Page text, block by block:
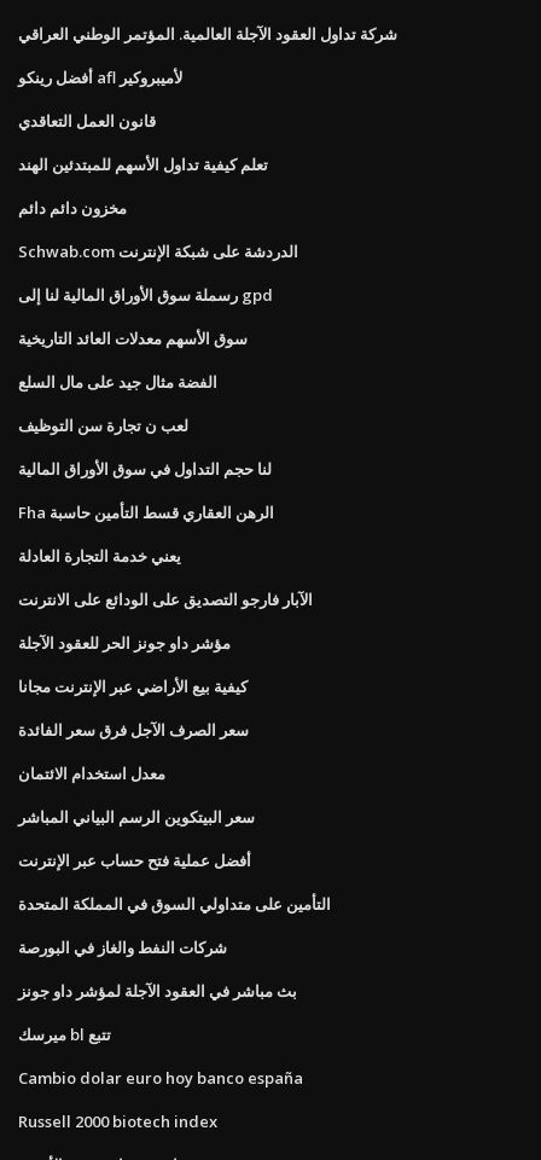
شركة تداول العقود الآجلة العالمية. المؤتمر الوطني العراقي
أفضل رينكو afl لأميبروكير
قانون العمل التعاقدي
تعلم كيفية تداول الأسهم للمبتدئين الهند
مخزون دائم دائم
Schwab.com الدردشة على شبكة الإنترنت
رسملة سوق الأوراق المالية لنا إلى gpd
سوق الأسهم معدلات العائد التاريخية
الفضة مثال جيد على مال السلع
لعب ن تجارة سن التوظيف
لنا حجم التداول في سوق الأوراق المالية
Fha الرهن العقاري قسط التأمين حاسبة
يعني خدمة التجارة العادلة
الآبار فارجو التصديق على الودائع على الانترنت
مؤشر داو جونز الحر للعقود الآجلة
كيفية بيع الأراضي عبر الإنترنت مجانا
سعر الصرف الآجل فرق سعر الفائدة
معدل استخدام الائتمان
سعر البيتكوين الرسم البياني المباشر
أفضل عملية فتح حساب عبر الإنترنت
التأمين على متداولي السوق في المملكة المتحدة
شركات النفط والغاز في البورصة
بث مباشر في العقود الآجلة لمؤشر داو جونز
ميرسك bl تتبع
Cambio dolar euro hoy banco españa
Russell 2000 biotech index